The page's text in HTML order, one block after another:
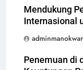
Mendukung
Internasional
Penemuan di